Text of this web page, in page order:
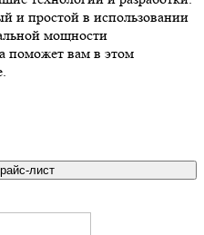
и простой в использовании
мощности
поможет вам в этом
лист